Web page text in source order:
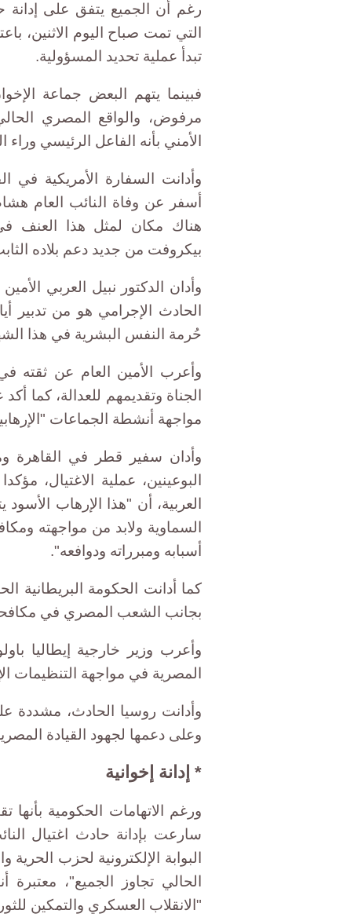
رغم أن الجميع يتفق على إدانة
التي تمت صباح اليوم الاثنين،
تبدأ عملية تحديد المسؤولية.
فبينما يتهم البعض جماعة
مرفوض، والواقع المصري
الأمني بأنه الفاعل الرئيسي وراء
وأدانت السفارة الأمريكية في
أسفر عن وفاة النائب العام
هناك مكان لمثل هذا العنف
بيكروفت من جديد دعم بلاده
وأدان الدكتور نبيل العربي
الحادث الإجرامي هو من تدبير
حُرمة النفس البشرية في هذا
وأعرب الأمين العام عن ثقته
الجناة وتقديمهم للعدالة، كما
مواجهة أنشطة الجماعات
وأدان سفير قطر في القاهرة
البوعينين، عملية الاغتيال،
العربية، أن "هذا الإرهاب
السماوية ولابد من مواجهته
أسبابه ومبرراته ودوافعه".
كما أدانت الحكومة البريطانية
بجانب الشعب المصري في
وأعرب وزير خارجية إيطاليا
المصرية في مواجهة التنظيمات
وأدانت روسيا الحادث، مشددة
وعلى دعمها لجهود القيادة
* إدانة إخوانية
ورغم الاتهامات الحكومية
سارعت بإدانة حادث اغتيال
البوابة الإلكترونية لحزب
الحالي تجاوز الجميع"،
"الانقلاب العسكري والتمكين